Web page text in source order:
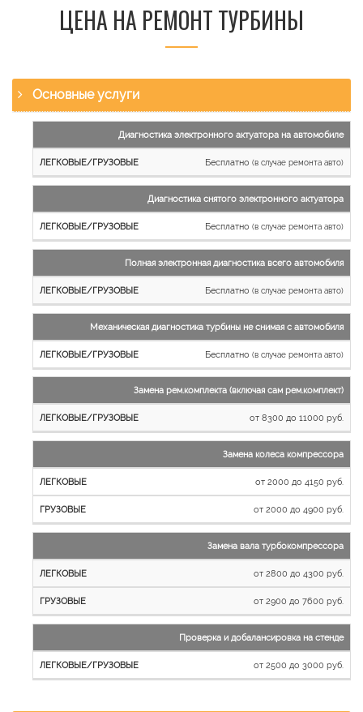
ЦЕНА НА РЕМОНТ ТУРБИНЫ
Основные услуги
работы
Легковые
и
Грузовые
автомобили
Диагностика электронного актуатора на автомобиле
Бесплатно (в случае ремонта авто)
Диагностика снятого электронного актуатора
Бесплатно (в случае ремонта авто)
Полная электронная диагностика всего автомобиля
Бесплатно (в случае ремонта авто)
Механическая диагностика турбины не снимая с автомобиля
Бесплатно (в случае ремонта авто)
Замена рем.комплекта (включая сам рем.комплект)
от 8300 до 11000 руб.
Замена колеса компрессора
от 2000 до 4150 руб.
от 2000 до 4900 руб.
Замена вала турбокомпрессора
от 2800 до 4300 руб.
от 2900 до 7600 руб.
Проверка и добалансировка на стенде
от 2500 до 3000 руб.